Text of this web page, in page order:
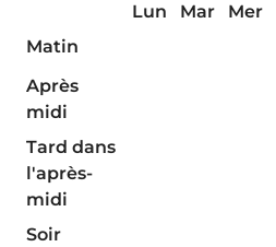
Lun Mar Mer
Matin
Après
midi
Tard dans
l'après-
midi
Soir